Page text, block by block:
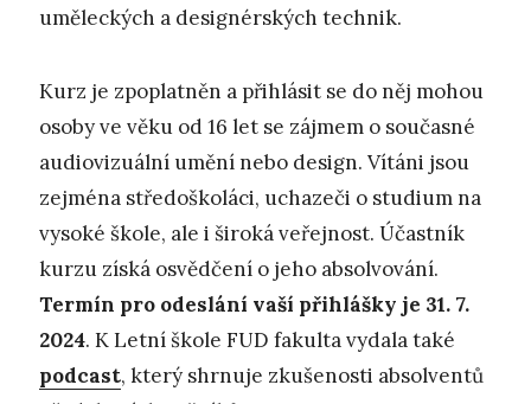
uměleckých a designérských technik.
Kurz je zpoplatněn a přihlásit se do něj mohou
osoby ve věku od 16 let se zájmem o současné
audiovizuální umění nebo design. Vítáni jsou
zejména středoškoláci, uchazeči o studium na
vysoké škole, ale i široká veřejnost. Účastník
kurzu získá osvědčení o jeho absolvování.
Termín pro odeslání vaší přihlášky je 31. 7.
2024. K Letní škole FUD fakulta vydala také
podcast, který shrnuje zkušenosti absolventů